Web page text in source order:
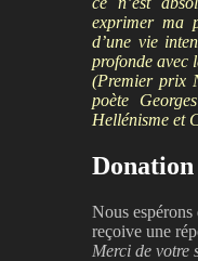
exprimer ma
d’une vie
profonde avec
(Premier prix
poète
Hellénisme et
Donation
Nous
reçoive une
Merci de votre